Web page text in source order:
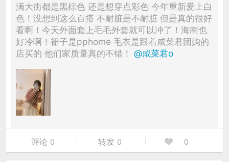
满大街都是黑棕色 还是想穿点彩色 今年重新爱上白
色！没想到这么百搭 不耐脏是不耐脏 但是真的很好
看啊！今天外面套上毛毛外套就可以冲了！海南也
好冷啊！裙子是pphome 毛衣是跟着咸菜君团购的
店买的 他们家质量真的不错！@咸菜君o
评论 0 转发 0 0